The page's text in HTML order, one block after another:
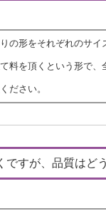
の形をそれぞれのサ
料を頂くという形で
ださい。
ですが、品質はど